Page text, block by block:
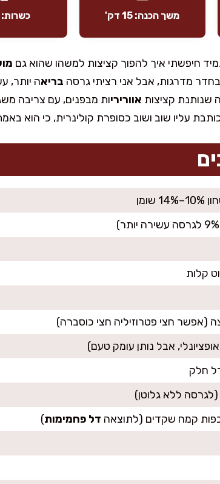
משך הכנה: 15 דק'
חיפשתי איך להפוך קציצות למשהו שהוא גם
מדרגות, אבל אני רציתי גרסה בריאה יותר,
שנותנת קציצות אווריריות מבפנים, עם צריבה
עליו שוב ושוב כסופרת קולינרית, כי הוא
דל פחמימות)